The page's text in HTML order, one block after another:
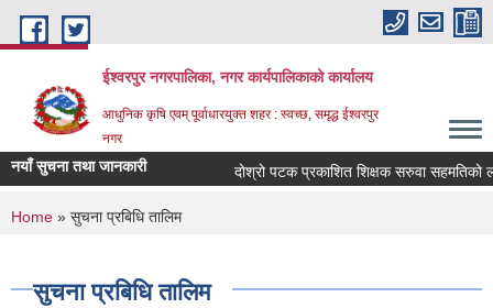
Skip to main content
ईश्वरपुर नगरपालिका, नगर कार्यपालिकाको कार्यालय
आधुनिक कृषि एवम् पूर्वाधारयुक्त शहर : स्वच्छ, समृद्ध ईश्वरपुर
नगर
नयाँ सुचना तथा जानकारी दोश्रो पटक प्रकाशित शिक्षक सरुवा सहमतिको
You are here
Home » सुचना प्रबिधि तालिम
सुचना प्रबिधि तालिम